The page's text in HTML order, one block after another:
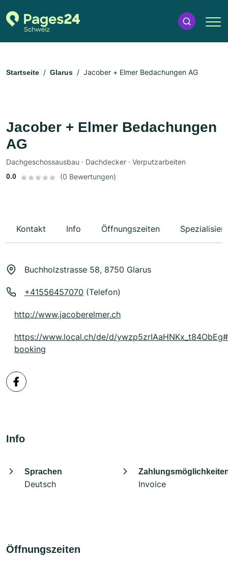
Startseite Glarus Jacober + Elmer Bedachungen AG
Jacober + Elmer Bedachungen
AG
Dachgeschossausbau · Dachdecker · Verputzarbeiten
0.0 (0 Bewertungen)
Kontakt Info Öffnungszeiten
Buchholzstrasse 58, 8750 Glarus
+41556457070 (Telefon)
http://www.jacoberelmer.ch
https://www.local.ch/de/d/
booking
Info
Sprachen
Deutsch Invoice
Öffnungszeiten